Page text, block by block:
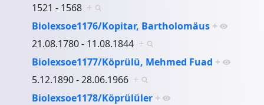
1521 - 1568 +
Biolexsoe1176/Kopitar, Bartholomäus +
21.08.1780 - 11.08.1844 +
Biolexsoe1177/Köprülü, Mehmed Fuad +
5.12.1890 - 28.06.1966 +
Biolexsoe1178/Köprülüler +